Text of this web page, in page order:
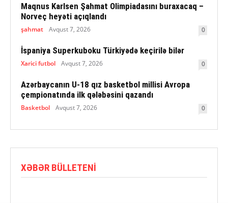
Maqnus Karlsen Şahmat Olimpiadasını buraxacaq –
Norveç heyəti açıqlandı
şahmat Avqust 7, 2026 0
İspaniya Superkuboku Türkiyədə keçirilə bilər
Xarici futbol Avqust 7, 2026 0
Azərbaycanın U-18 qız basketbol millisi Avropa
çempionatında ilk qələbəsini qazandı
Basketbol Avqust 7, 2026 0
XƏBƏR BÜLLETENI